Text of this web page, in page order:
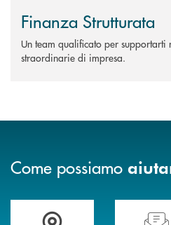
Finanza Strutturata
Un team qualificato per supportarti
straordinarie di impresa.
Come possiamo
Trova la filiale più vicina a TeHai